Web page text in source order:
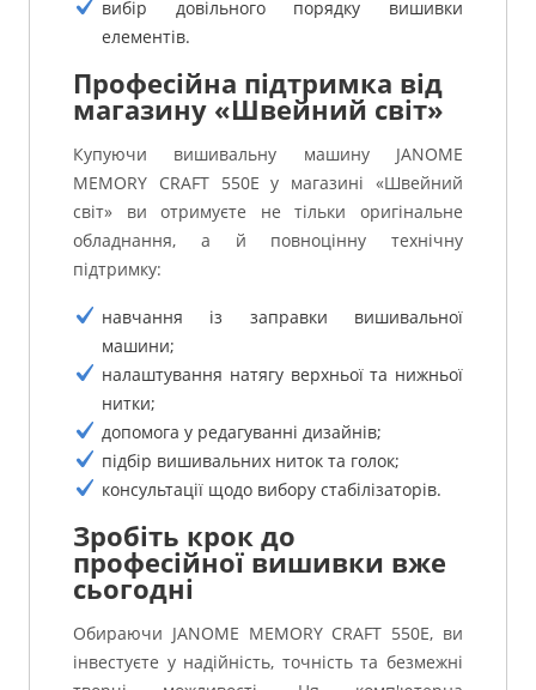
вибір довільного порядку вишивки
елементів.
Професійна підтримка від
магазину «Швейний світ»
Купуючи вишивальну машину JANOME
MEMORY CRAFT 550E у магазині «Швейний
світ» ви отримуєте не тільки оригінальне
обладнання, а й повноцінну технічну
підтримку:
навчання із заправки вишивальної
машини;
налаштування натягу верхньої та нижньої
нитки;
допомога у редагуванні дизайнів;
підбір вишивальних ниток та голок;
консультації щодо вибору стабілізаторів.
Зробіть крок до
професійної вишивки вже
сьогодні
Обираючи JANOME MEMORY CRAFT 550E, ви
інвестуєте у надійність, точність та безмежні